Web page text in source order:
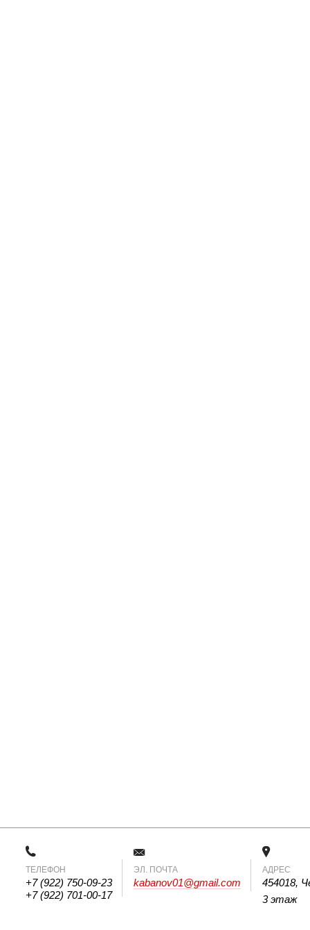
ТЕЛЕФОН
+7 (922) 750-09-23
+7 (922) 701-00-17
ЭЛ. ПОЧТА
kabanov01@gmail.com
АДРЕС
454018,
3 этаж